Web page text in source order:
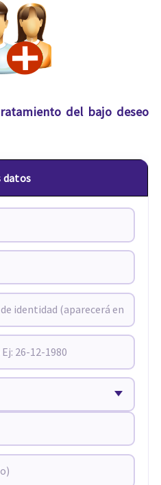
del bajo deseo
datos